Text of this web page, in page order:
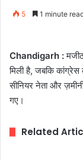
5 1 minute
Chandigarh :
मिली है, जबकि
सीनियर नेता और
गए।
Related